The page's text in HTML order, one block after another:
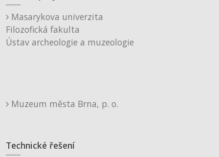
Masarykova univerzita
Filozofická fakulta
Ústav archeologie a muzeologie
Muzeum města Brna, p. o.
Technické řešení